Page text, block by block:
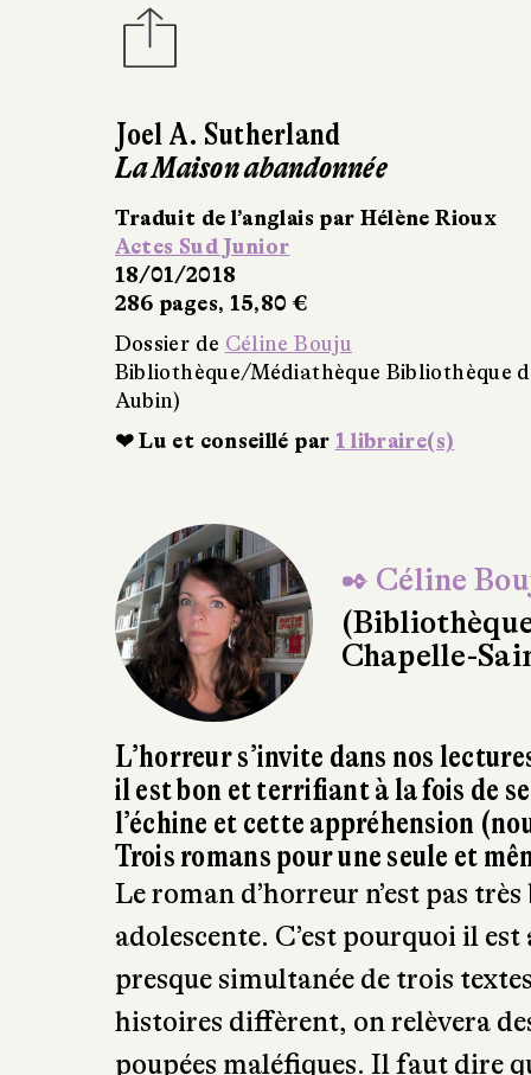
(La Chapelle-Saint-
Traduit de l'anglais
Milan
04/04/2018
Aubin)
❤ Lu et conseillé par
✒ Céline
Chapelle-
L’horreur s’invite dans nos
il est bon et terrifiant à la fois de
l’échine et cette appréhension
Trois romans pour une seule et
Le roman d’horreur n’est pas
adolescente. C’est pourquoi il
presque simultanée de trois
histoires diffèrent, on relèvera
poupées maléfiques. Il faut dire